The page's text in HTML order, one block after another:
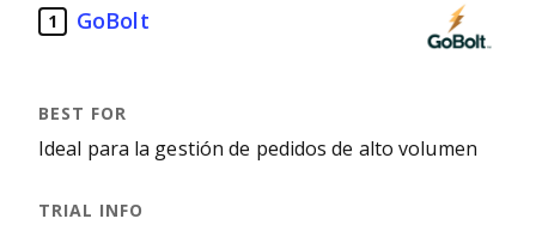
1 GoBolt
Ideal para la gestión de pedidos de alto volumen